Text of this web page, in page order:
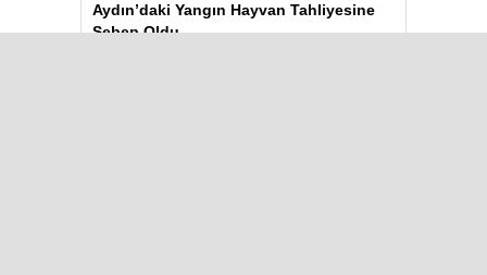
Aydın’daki Yangın Hayvan Tahliyesine
Sebep Oldu